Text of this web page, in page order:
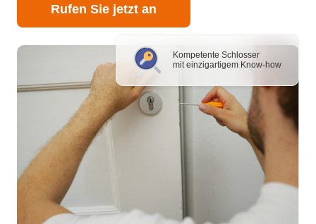
Kompetente Schlosser
mit einzigartigem Know-how
Rufen Sie jetzt an